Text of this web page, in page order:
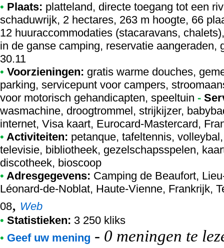
• Plaats: platteland, directe toegang tot een
schaduwrijk, 2 hectares, 263 m hoogte, 66
12 huuraccommodaties (stacaravans,
in de ganse camping, reservatie
30.11
• Voorzieningen: gratis warme douches,
parking, servicepunt voor campers,
voor motorisch gehandicapten, speeltuin -
wasmachine, droogtrommel, strijkijzer,
internet, Visa kaart, Eurocard-Mastercard,
• Activiteiten: petanque, tafeltennis,
televisie, bibliotheek, gezelschapsspelen,
discotheek, bioscoop
• Adresgegevens: Camping de Beaufort,
Léonard-de-Noblat, Haute-Vienne, Frankrijk,
08, Web
• Statistieken: 3 250 kliks
• Geef uw mening - 0 meningen te